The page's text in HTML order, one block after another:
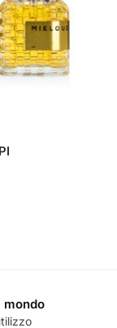
mondo